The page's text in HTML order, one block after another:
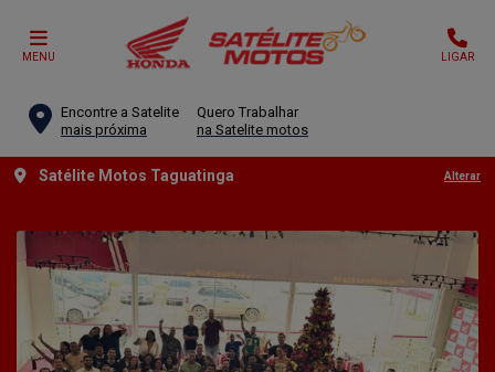
MENU LIGAR
Encontre a Satelite
mais próxima
Quero Trabalhar
na Satelite motos
Satélite Motos Taguatinga Alterar